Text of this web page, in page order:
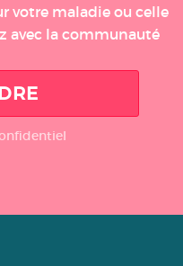
votre maladie ou celle
avec la communauté